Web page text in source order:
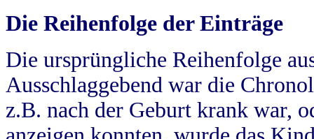
Die Reihenfolge der Einträge
Die ursprüngliche Reihenfolge
Ausschlaggebend war die
z.B. nach der Geburt krank war,